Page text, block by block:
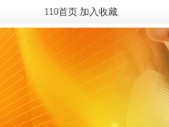
110首页 加入收藏